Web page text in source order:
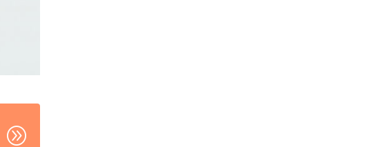
A